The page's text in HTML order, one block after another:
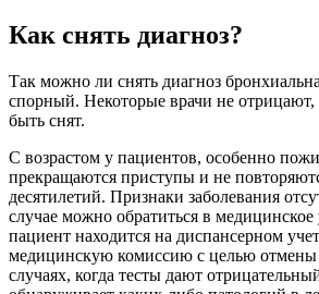
Как снять диагноз?
Так можно ли снять диагноз
спорный. Некоторые врачи не отрицают,
быть снят.
С возрастом у пациентов, особенно
прекращаются приступы и не
десятилетий. Признаки заболевания
случае можно обратиться в медицинское
пациент находится на диспансерном
медицинскую комиссию с целью отмены
случаях, когда тесты дают